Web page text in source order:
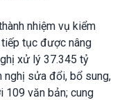
nhiệm vụ kiểm
tục được nâng
xử lý 37.345 tỷ
nghị sửa đổi, bổ sung,
109 văn bản; cung